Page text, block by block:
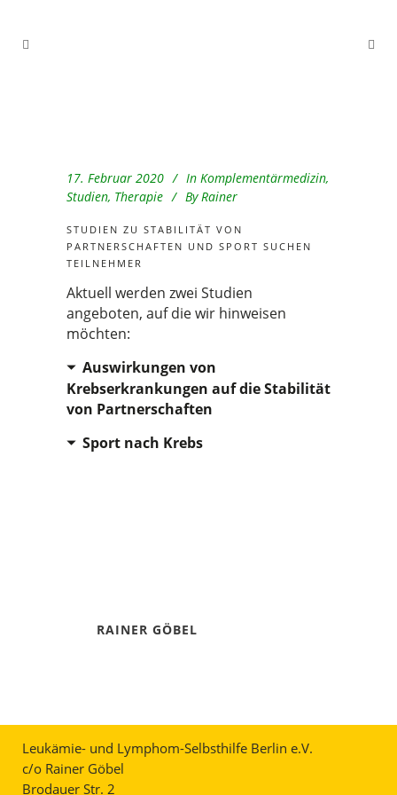
17. Februar 2020 In Komplementärmedizin,
Studien, Therapie By Rainer
STUDIEN ZU STABILITÄT VON
PARTNERSCHAFTEN UND SPORT SUCHEN
TEILNEHMER
Aktuell werden zwei Studien
angeboten, auf die wir hinweisen
möchten:
Auswirkungen von
Krebserkrankungen auf die Stabilität
von Partnerschaften
Sport nach Krebs
RAINER GÖBEL
Leukämie- und Lymphom-Selbsthilfe Berlin e.V.
c/o Rainer Göbel
Brodauer Str. 2